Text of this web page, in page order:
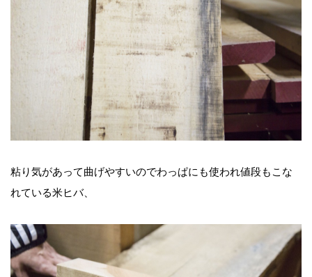
粘り気があって曲げやすいのでわっぱにも使われ値段もこな
れている米ヒバ、